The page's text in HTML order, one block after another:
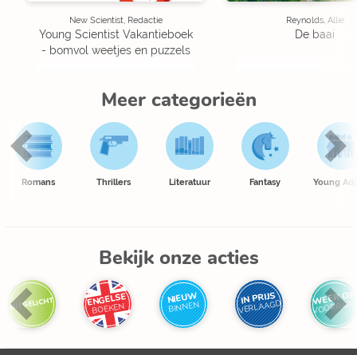
New Scientist, Redactie
Young Scientist Vakantieboek
- bomvol weetjes en puzzels
Reynolds, Allie
De baai
Meer categorieën
Romans Thrillers Literatuur Fantasy Young
Bekijk onze acties
UITGELICHT ENGELSE
BOEKEN
NIEUW
BINNEN IN PRIJS
VERLAAGD WEER OP